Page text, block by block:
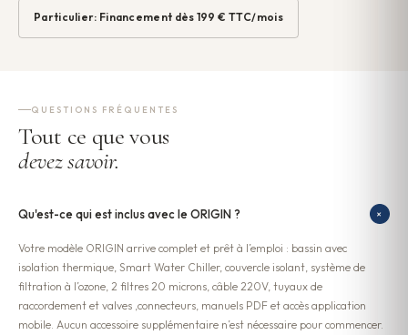
Particulier: Financement dès 199 € TTC/mois
QUESTIONS FRÉQUENTES
Tout ce que vous
devez savoir.
Qu'est-ce qui est inclus avec le ORIGIN ? +
Votre modèle ORIGIN arrive complet et prêt à l’emploi : bassin avec
isolation thermique, Smart Water Chiller, couvercle isolant, système de
filtration à l’ozone, 2 filtres 20 microns, câble 220V, tuyaux de
raccordement et valves ,connecteurs, manuels PDF et accès application
mobile. Aucun accessoire supplémentaire n’est nécessaire pour commencer.